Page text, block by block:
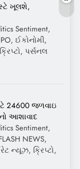
ખૂલશે,
Sentiment,
ઈકોનોમી,
પર્સનલ
24600 જળવાઇ
આશાવાદ
Sentiment,
NEWS,
ન્યૂઝ, ક્રિપ્ટો,